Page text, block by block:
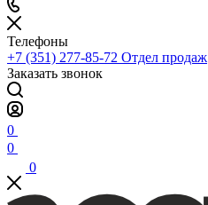
Телефоны
+7 (351) 277-85-72 Отдел продаж
Заказать звонок
0
0
0